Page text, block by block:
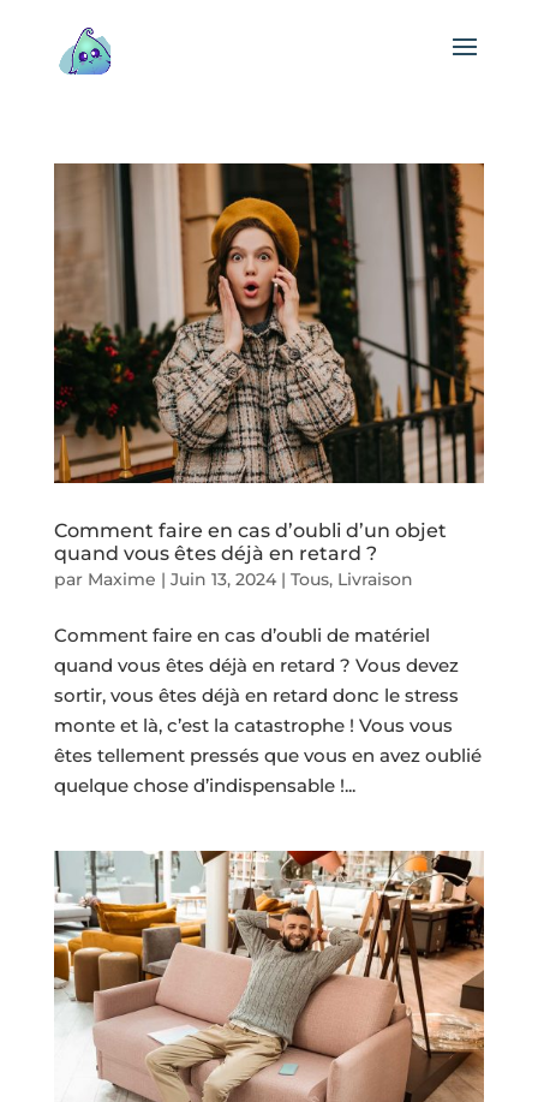
Comment faire en cas d’oubli d’un objet
quand vous êtes déjà en retard ?
par Maxime | Juin 13, 2024| Tous, Livraison
Comment faire en cas d’oubli de matériel
quand vous êtes déjà en retard ? Vous devez
sortir, vous êtes déjà en retard donc le stress
monte et là, c’est la catastrophe ! Vous vous
êtes tellement pressés que vous en avez oublié
quelque chose d’indispensable !...